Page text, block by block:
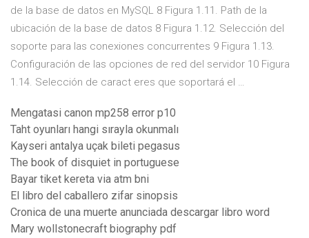
de la base de datos en MySQL 8 Figura 1.11. Path de la
ubicación de la base de datos 8 Figura 1.12. Selección del
soporte para las conexiones concurrentes 9 Figura 1.13.
Configuración de las opciones de red del servidor 10 Figura
1.14. Selección de caract eres que soportará el …
Mengatasi canon mp258 error p10
Taht oyunları hangi sırayla okunmalı
Kayseri antalya uçak bileti pegasus
The book of disquiet in portuguese
Bayar tiket kereta via atm bni
El libro del caballero zifar sinopsis
Cronica de una muerte anunciada descargar libro word
Mary wollstonecraft biography pdf